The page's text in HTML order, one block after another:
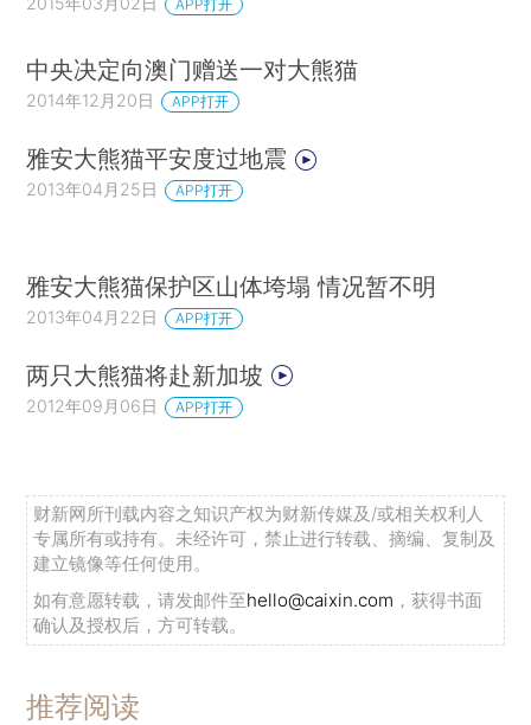
APP打开
中央决定向澳门赠送一对大熊猫
2014年12月20日 APP打开
雅安大熊猫平安度过地震
2013年04月25日 APP打开
雅安大熊猫保护区山体垮塌 情况暂不明
2013年04月22日 APP打开
两只大熊猫将赴新加坡
2012年09月06日 APP打开
财新网所刊载内容之知识产权为财新传媒及/或相关权利人
专属所有或持有。未经许可，禁止进行转载、摘编、复制及
建立镜像等任何使用。
如有意愿转载，请发邮件至hello@caixin.com ，获得书面
确认及授权后，方可转载。
推荐阅读